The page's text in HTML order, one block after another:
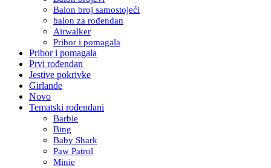
Balon broj samostojeći
balon za rođendan
Airwalker
Pribor i pomagala
Pribor i pomagala
Prvi rođendan
Jestive pokrivke
Girlande
Novo
Tematski rođendani
Barbie
Bing
Baby Shark
Paw Patrol
Minie